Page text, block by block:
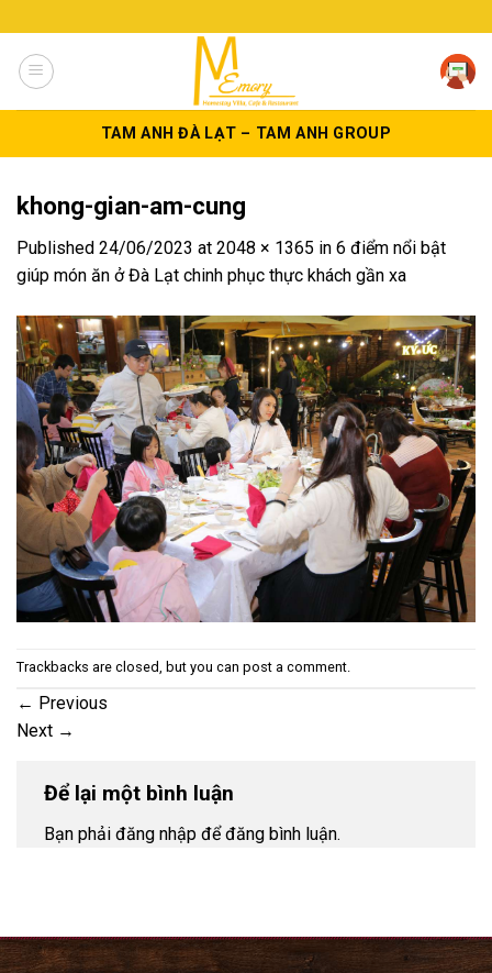
to
content
TAM ANH ĐÀ LẠT – TAM ANH GROUP
khong-gian-am-cung
Published 24/06/2023 at 2048 × 1365 in 6 điểm nổi bật
giúp món ăn ở Đà Lạt chinh phục thực khách gần xa
Trackbacks are closed, but you can post a comment.
← Previous
Next →
Để lại một bình luận
Bạn phải đăng nhập để đăng bình luận.